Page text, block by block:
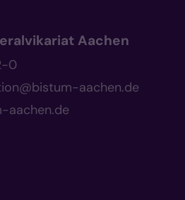
Aachen
0
aachen.de
aachen.de